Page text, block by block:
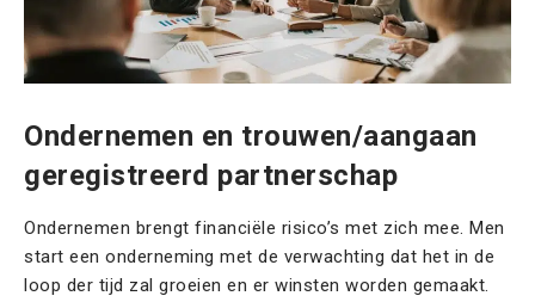
Ondernemen en trouwen/aangaan
geregistreerd partnerschap
Ondernemen brengt financiële risico’s met zich mee. Men
start een onderneming met de verwachting dat het in de
loop der tijd zal groeien en er winsten worden gemaakt.